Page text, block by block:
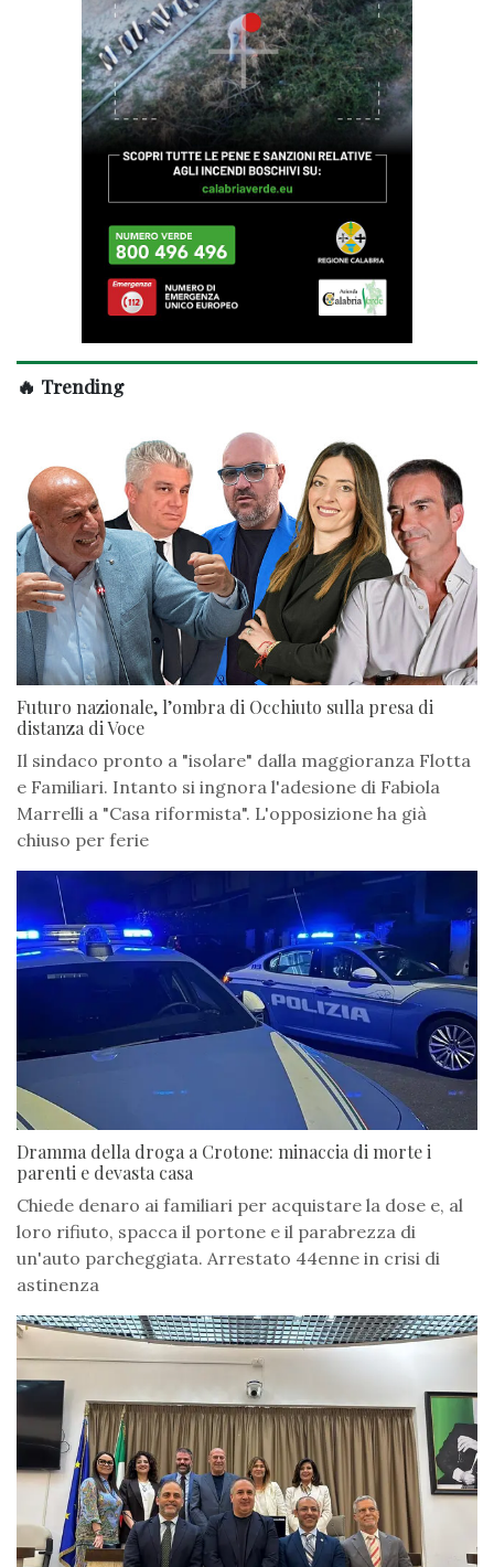
🔥 Trending
Futuro nazionale, l’ombra di Occhiuto sulla presa di
distanza di Voce
Il sindaco pronto a "isolare" dalla maggioranza Flotta
e Familiari. Intanto si ingnora l'adesione di Fabiola
Marrelli a "Casa riformista". L'opposizione ha già
chiuso per ferie
Dramma della droga a Crotone: minaccia di morte i
parenti e devasta casa
Chiede denaro ai familiari per acquistare la dose e, al
loro rifiuto, spacca il portone e il parabrezza di
un'auto parcheggiata. Arrestato 44enne in crisi di
astinenza